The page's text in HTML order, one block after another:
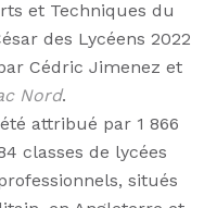
et Techniques du
des Lycéens 2022
Cédric Jimenez et
Nord.
attribué par 1 866
classes de lycées
situés